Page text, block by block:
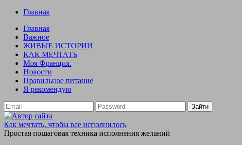
Главная
Главная
Важное
ЖИВЫЕ ИСТОРИИ
КАК МЕЧТАТЬ
Моя Франция.
Новости
Правильное питание
Я рекомендую
Зайти
Как мечтать, чтобы все исполнилось
Простая пошаговая техника исполнения желаний